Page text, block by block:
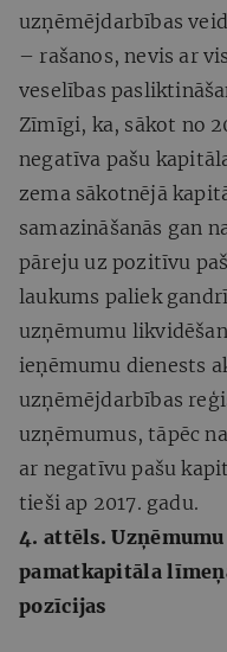
uzņēmējdarbības
– rašanos, nevis ar
veselības
Zīmīgi, ka, sākot no
negatīva pašu
zema sākotnējā
samazināšanās gan
pāreju uz pozitīvu
laukums paliek
uzņēmumu
ieņēmumu dienests
uzņēmējdarbības
uzņēmumus, tāpēc
ar negatīvu pašu
tieši ap 2017. gadu.
4. attēls.
pamatkapitāla
pozīcijas